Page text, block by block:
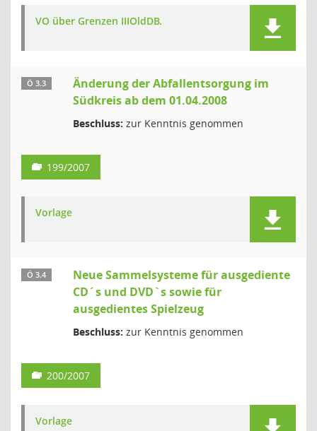
VO über Grenzen IIIOldDB.
Ö 3.3
Änderung der Abfallentsorgung im
Südkreis ab dem 01.04.2008
Beschluss: zur Kenntnis genommen
199/2007
Vorlage
Ö 3.4
Neue Sammelsysteme für ausgediente
CD´s und DVD`s sowie für
ausgedientes Spielzeug
Beschluss: zur Kenntnis genommen
200/2007
Vorlage